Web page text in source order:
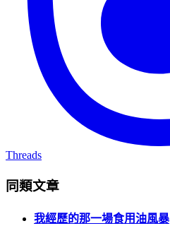
Threads
同類文章
我經歷的那一場食用油風暴